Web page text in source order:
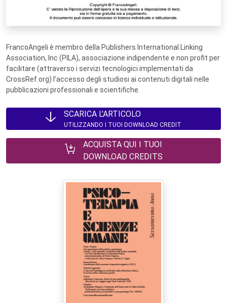
FrancoAngeli è membro della Publishers International Linking
Association, Inc (PILA), associazione indipendente e non profit per
facilitare (attraverso i servizi tecnologici implementati da
CrossRef.org) l’accesso degli studiosi ai contenuti digitali nelle
pubblicazioni professionali e scientifiche.
SCARICA L'ARTICOLO
UTILIZZANDO I TUOI DOWNLOAD CREDIT
ACQUISTA QUI I TUOI
DOWNLOAD CREDITS